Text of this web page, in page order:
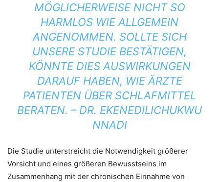
MÖGLICHERWEISE NICHT SO
HARMLOS WIE ALLGEMEIN
ANGENOMMEN. SOLLTE SICH
UNSERE STUDIE BESTÄTIGEN,
KÖNNTE DIES AUSWIRKUNGEN
DARAUF HABEN, WIE ÄRZTE
PATIENTEN ÜBER SCHLAFMITTEL
BERATEN. – DR. EKENEDILICHUKWU
NNADI
Die Studie unterstreicht die Notwendigkeit größerer
Vorsicht und eines größeren Bewusstseins im
Zusammenhang mit der chronischen Einnahme von